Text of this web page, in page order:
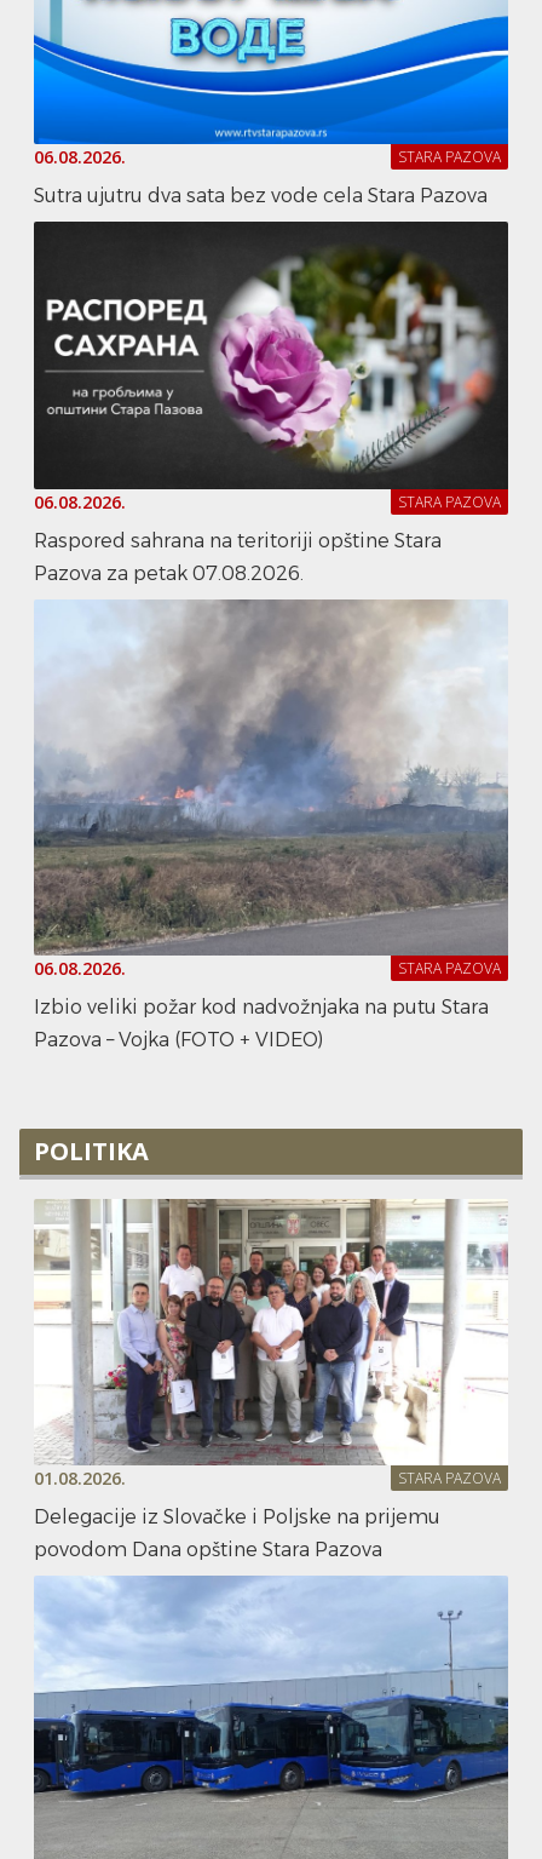
06.08.2026. STARA PAZOVA
Sutra ujutru dva sata bez vode cela Stara Pazova
06.08.2026. STARA PAZOVA
Raspored sahrana na teritoriji opštine Stara
Pazova za petak 07.08.2026.
06.08.2026. STARA PAZOVA
Izbio veliki požar kod nadvožnjaka na putu Stara
Pazova – Vojka (FOTO + VIDEO)
POLITIKA
01.08.2026. STARA PAZOVA
Delegacije iz Slovačke i Poljske na prijemu
povodom Dana opštine Stara Pazova